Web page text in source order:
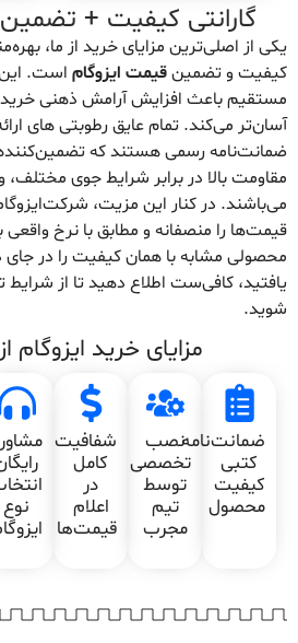
گارانتی کیفیت +
یکی از اصلی‌ترین مزایای خرید از ما،
کیفیت و تضمینقیمت ایزوگام است.
مستقیم باعث افزایش آرامش ذهنی
آسان‌تر می‌کند. تمام عایق رطوبتی های
ضمانت‌نامه رسمی هستند که تضمین‌کننده
مقاومت بالا در برابر شرایط جوی
می‌باشند. در کنار این مزیت،
قیمت‌ها را منصفانه و مطابق با نرخ واقعی
محصولی مشابه با همان کیفیت را در جای
یافتید، کافی‌ست اطلاع دهید تا از
شوید.
مزایای خرید ایزوگام
ضمانت‌نامه
کتبی
کیفیت
محصول
نصب
تخصصی
توسط
تیم
مجرب
شفافیت
کامل
در
اعلام
قیمت‌ها
نوع